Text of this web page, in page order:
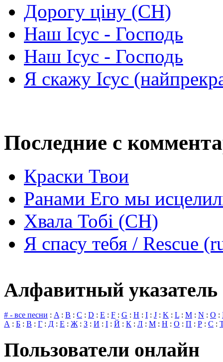
Дорогу ціну (СН)
Наш Ісус - Господь
Наш Ісус - Господь
Я скажу Ісус
Последние с
Краски Твои
Ранами Его мы
Хвала Тобі (СН)
Я спасу тебя / Rescue
Алфавитный указатель
# - все песни : A: B : C : D : E : F : G : H : I : J : K : L : M : N : O :
А : Б : В : Г : Д : Е : Ж: З : И : І : Й : К : Л : М : Н : О : П : Р : С :
Пользователи онлайн